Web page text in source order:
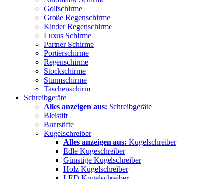
Golfschirme
Große Regenschirme
Kinder Regenschirme
Luxus Schirme
Partner Schirme
Portierschirme
Regenschirme
Stockschirme
Sturmschirme
Taschenschirm
Schreibgeräte
Alles anzeigen aus: Schreibgeräte
Bleistift
Buntstifte
Kugelschreiber
Alles anzeigen aus: Kugelschreiber
Edle Kugeschreiber
Günstige Kugelschreiber
Holz Kugelschreiber